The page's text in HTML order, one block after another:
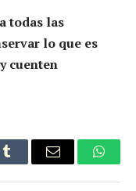
todas las
lo que es
cuenten
Tumblr Email